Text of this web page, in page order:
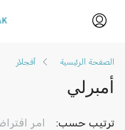
الصفحة الرئيسية أفجلار
أمبرلي
ترتيب حسب: امر